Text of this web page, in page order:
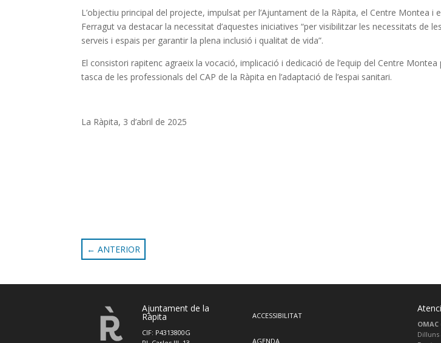
L’objectiu principal del projecte, impulsat per l’Ajuntament de la Ràpita, el Centre Montea
Ferragut va destacar la necessitat d’aquestes iniciatives “per visibilitzar les necessitats
serveis i espais per garantir la plena inclusió i qualitat de vida”.
El consistori rapitenc agraeix la vocació, implicació i dedicació de l’equip del Centre
tasca de les professionals del CAP de la Ràpita en l’adaptació de l’espai sanitari.
La Ràpita, 3 d’abril de 2025
←ANTERIOR
Ajuntament de la
Ràpita
CIF: P4313800G
ACCESSIBILITAT
AGENDA
Dilluns